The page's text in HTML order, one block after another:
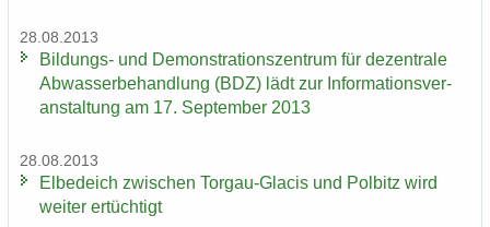
28.08.2013
Bildungs-​ und De­mons­tra­ti­ons­zen­trum für de­zen­tra­le
Ab­was­ser­be­hand­lung (BDZ) lädt zur In­for­ma­ti­ons­ver­
an­stal­tung am 17. Sep­tem­ber 2013
28.08.2013
El­be­deich zwi­schen Torgau-​Glacis und Pol­bitz wird
wei­ter er­tüch­tigt